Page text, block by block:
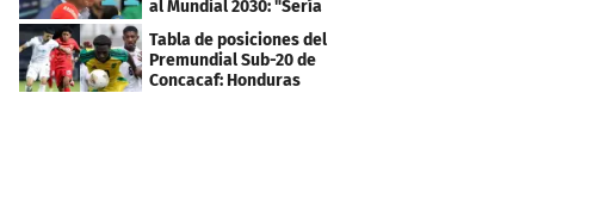
al Mundial 2030: "Sería
mentir"
Tabla de posiciones del
Premundial Sub-20 de
Concacaf: Honduras